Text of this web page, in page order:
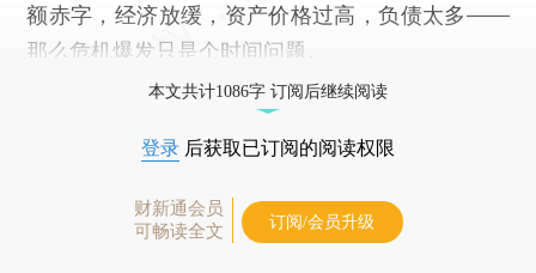
额赤字，经济放缓，资产价格过高，负债太多——
那么危机爆发只是个时间问题。
本文共计1086字 订阅后继续阅读
登录 后获取已订阅的阅读权限
财新通会员
可畅读全文
订阅/会员升级